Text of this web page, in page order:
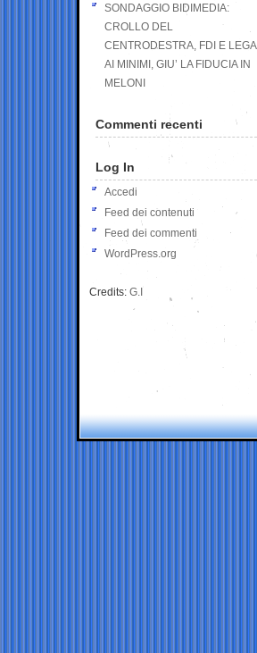
SONDAGGIO BIDIMEDIA:
CROLLO DEL
CENTRODESTRA, FDI E LEGA
AI MINIMI, GIU’ LA FIDUCIA IN
MELONI
Commenti recenti
Log In
Accedi
Feed dei contenuti
Feed dei commenti
WordPress.org
Credits: G.I